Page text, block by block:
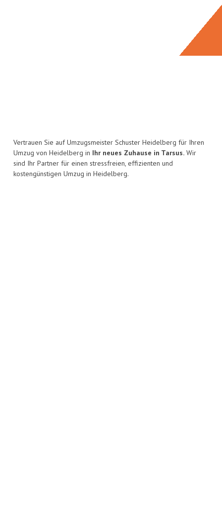
Vertrauen Sie auf Umzugsmeister Schuster Heidelberg für Ihren
Umzug von Heidelberg in Ihr neues Zuhause in Tarsus. Wir
sind Ihr Partner für einen stressfreien, effizienten und
kostengünstigen Umzug in Heidelberg.